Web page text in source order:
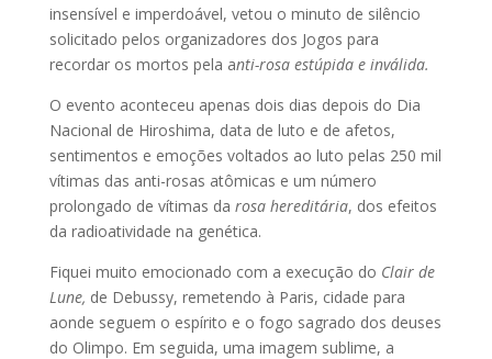
insensível e imperdoável, vetou o minuto de silêncio
solicitado pelos organizadores dos Jogos para
recordar os mortos pela anti-rosa estúpida e inválida.
O evento aconteceu apenas dois dias depois do Dia
Nacional de Hiroshima, data de luto e de afetos,
sentimentos e emoções voltados ao luto pelas 250 mil
vítimas das anti-rosas atômicas e um número
prolongado de vítimas da rosa hereditária, dos efeitos
da radioatividade na genética.
Fiquei muito emocionado com a execução do Clair de
Lune, de Debussy, remetendo à Paris, cidade para
aonde seguem o espírito e o fogo sagrado dos deuses
do Olimpo. Em seguida, uma imagem sublime, a